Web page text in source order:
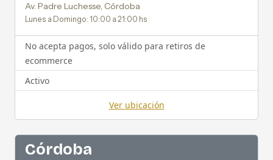
Av. Padre Luchesse, Córdoba
Lunes a Domingo: 10:00 a 21:00 hs
No acepta pagos, solo válido para retiros de
ecommerce
Activo
Ver ubicación
Córdoba